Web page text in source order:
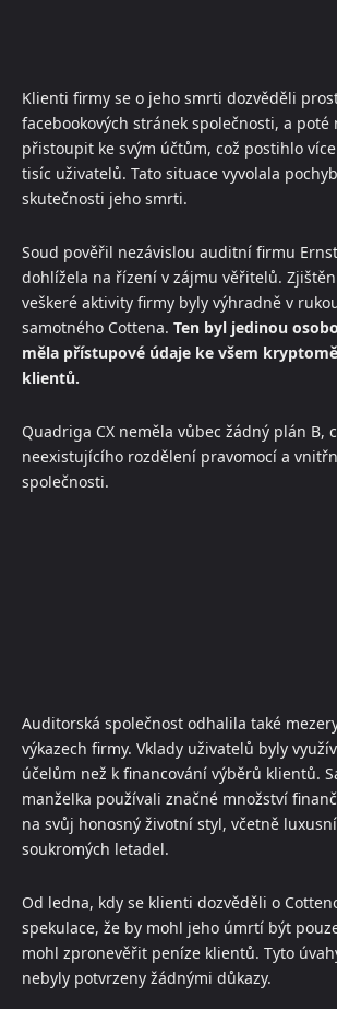
Klienti firmy se o jeho smrti dozvěděli
facebookových stránek společnosti, a poté
přistoupit ke svým účtům, což postihlo
tisíc uživatelů. Tato situace vyvolala
skutečnosti jeho smrti.
Soud pověřil nezávislou auditní firmu
dohlížela na řízení v zájmu věřitelů.
veškeré aktivity firmy byly výhradně v
samotného Cottena. Ten byl jedinou
měla přístupové údaje ke všem
klientů.
Quadriga CX neměla vůbec žádný plán B,
neexistujícího rozdělení pravomocí a
společnosti.
Auditorská společnost odhalila také
výkazech firmy. Vklady uživatelů byly
účelům než k financování výběrů klientů.
manželka používali značné množství
na svůj honosný životní styl, včetně
soukromých letadel.
Od ledna, kdy se klienti dozvěděli o
spekulace, že by mohl jeho úmrtí být
mohl zpronevěřit peníze klientů. Tyto
nebyly potvrzeny žádnými důkazy.